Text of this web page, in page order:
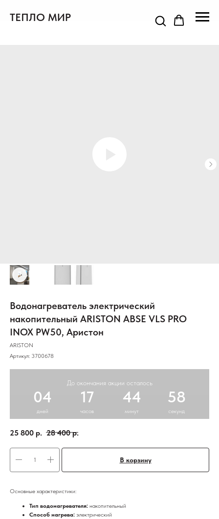
ТЕПЛО МИР
Водонагреватель электрический
накопительный ARISTON ABSE VLS PRO
INOX PW50, Аристон
ARISTON
Артикул: 3700678
До окончания акции осталось
04
дней
17
часов
44
минут
58
секунд
25 800 р. 28 400 р.
В корзину
Основные характеристики:
Тип водонагревателя: накопительный
Способ нагрева: электрический